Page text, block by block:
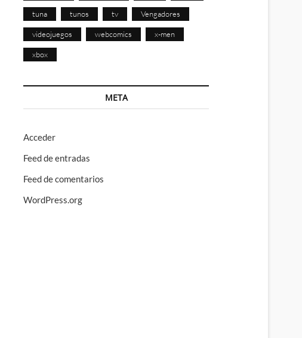
tuna tunos tv Vengadores
videojuegos webcomics x-men
xbox
META
Acceder
Feed de entradas
Feed de comentarios
WordPress.org